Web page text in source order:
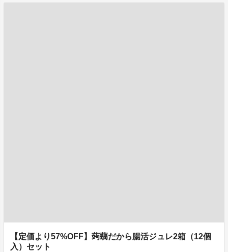
【定価より57%OFF】蒟蒻だから腸活ジュレ2箱（12個
入）セット